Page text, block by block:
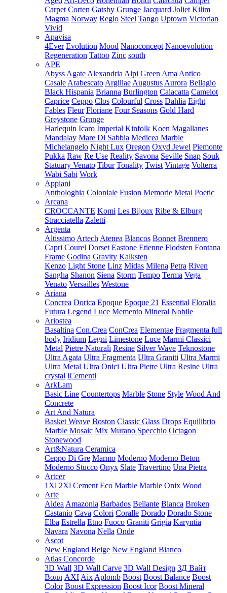
Carpet Corten Gatsby Grunge Jacquard Joliet Kilim
Magma Norway Regio Steel Tango Uptown Victorian
Vivid
Apavisa
4Ever Evolution Mood Nanoconcept Nanoevolution
Regeneration Tattoo Zinc south
APE
Abyss Agate Alexandria Alpi Green Ama Antico
Casale Arabescato Argillae Augustus Aurora Bellagio
Black Hispania Brianna Burlington Calacatta Camelot
Caprice Ceppo Clos Colourful Cross Dahlia Eight
Fables Fleur Floriane Four Seasons Gold Hard
Greystone Grunge
Harlequin Icaro Imperial Kinfolk Koen Magallanes
Mandalay Mare Di Sabbia Medicea Marble
Michelangelo Night Lux Oregon Oxyd Jewel Piemonte
Pukka Raw Re Use Reality Savona Seville Snap Souk
Statuary Venato Tibur Tonality Twist Vintage Volterra
Wabi Sabi Work
Appiani
Anthologhia Coloniale Fusion Memorie Metal Poetic
Arcana
CROCCANTE Komi Les Bijoux Ribe & Elburg
Stracciatella Zaletti
Argenta
Altissimo Artech Atenea Blancos Bonnet Brennero
Capri Courel Dorset Eastone Etienne Flodsten Fontana
Frame Godina Gravity Kalksten
Kenzo Light Stone Linz Midas Milena Petra Riven
Sangha Shanon Siena Storm Tempo Terma Vega
Venato Versailles Westone
Ariana
Concrea Dorica Epoque Epoque 21 Essential Floralia
Futura Legend Luce Memento Mineral Nobile
Ariostea
Basaltina Con.Crea ConCrea Elementae Fragmenta full
body Iridium Legni Limestone Luce Marmi Classici
Metal Pietre Naturali Resine Silver Wave Teknostone
Ultra Agata Ultra Fragmenta Ultra Graniti Ultra Marmi
Ultra Metal Ultra Onici Ultra Pietre Ultra Resine Ultra
crystal iCementi
ArkLam
Basic Line Countertops Marble Stone Style Wood And
Concrete
Art And Natura
Basket Weave Boston Classic Glass Drops Equilibrio
Marble Mosaic Mix Murano Specchio Octagon
Stonewood
Art&Natura Ceramica
Ceppo Di Gre Marmo Moderno Moderno Beton
Moderno Stucco Onyx Slate Travertino Una Pietra
Artcer
1Xl 2Xl Cement Eco Marble Marble Onix Wood
Arte
Aldea Amazonia Barbados Bellante Blanca Broken
Castanio Cava Colori Coralle Dorado Dorado Stone
Elba Estrella Etno Fuoco Graniti Grigia Karyntia
Navara Navona Nella Onde
Ascot
New England Beige New England Bianco
Atlas Concorde
3D Wall 3D Wall Carve 3D Wall Design 3Д Вайт
Волл AXI Aix Aplomb Boost Boost Balance Boost
Color Boost Expression Boost Icor Boost Mineral